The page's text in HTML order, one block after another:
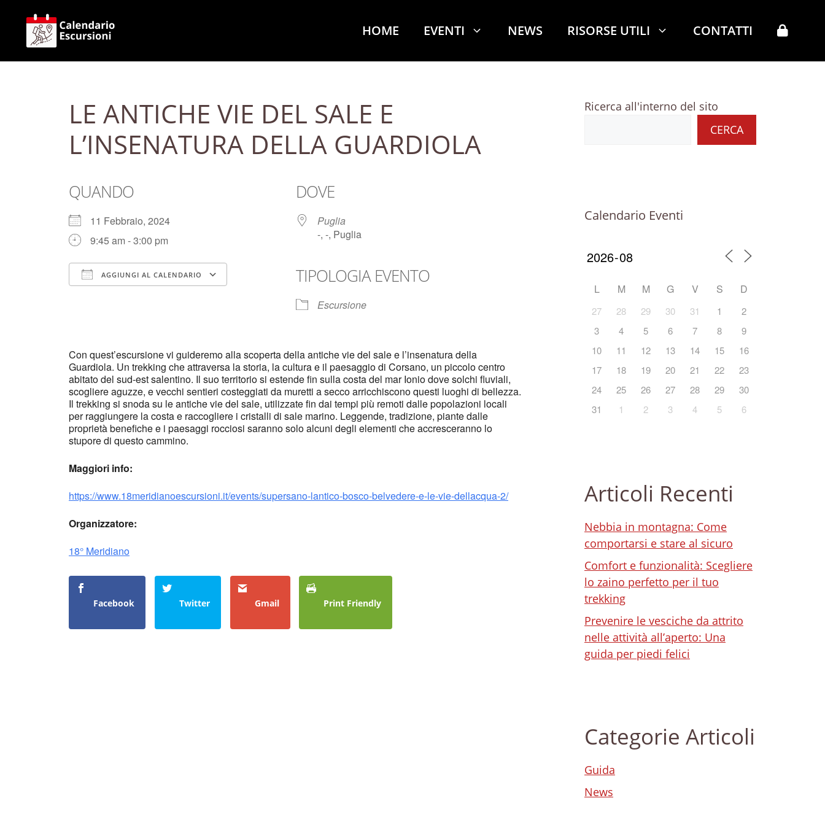
contenuto
HOME EVENTI NEWS RISORSE UTILI CONTATTI
LE ANTICHE VIE DEL SALE E
L’INSENATURA DELLA GUARDIOLA
QUANDO
11 Febbraio, 2024
9:45 am - 3:00 pm
AGGIUNGI AL CALENDARIO
DOVE
Puglia
-, -, Puglia
TIPOLOGIA EVENTO
Escursione
Con quest’escursione vi guideremo alla scoperta della antiche vie del sale e l’insenatura della
Guardiola. Un trekking che attraversa la storia, la cultura e il paesaggio di Corsano, un piccolo centro
abitato del sud-est salentino. Il suo territorio si estende fin sulla costa del mar Ionio dove solchi fluviali,
scogliere aguzze, e vecchi sentieri costeggiati da muretti a secco arricchiscono questi luoghi di bellezza.
Il trekking si snoda su le antiche vie del sale, utilizzate fin dai tempi più remoti dalle popolazioni locali
per raggiungere la costa e raccogliere i cristalli di sale marino. Leggende, tradizione, piante dalle
proprietà benefiche e i paesaggi rocciosi saranno solo alcuni degli elementi che accresceranno lo
stupore di questo cammino.
Maggiori info:
https://www.18meridianoescursioni.it/events/supersano-lantico-bosco-belvedere-e-le-vie-dellacqua-2/
Organizzatore:
18° Meridiano
Facebook Twitter Gmail Print Friendly
Ricerca all'interno del sito
CERCA
Calendario Eventi
L M M G V S D
27 28 29 30 31 1
2
3
4 5 6 7 8
9
10
11 12 13 14 15
16
17
18 19 20 21 22
23
24
25 26 27 28 29
30
31
1 2 3 4 5 6
Articoli Recenti
Nebbia in montagna: Come
comportarsi e stare al sicuro
Comfort e funzionalità: Scegliere
lo zaino perfetto per il tuo
trekking
Prevenire le vesciche da attrito
nelle attività all’aperto: Una
guida per piedi felici
Categorie Articoli
Guida
News